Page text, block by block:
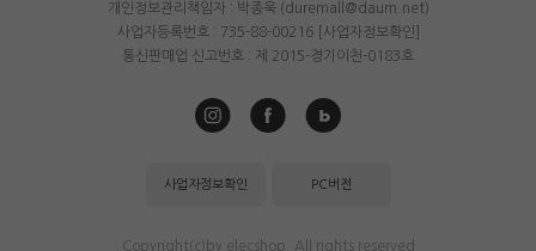
개인정보관리책임자 : 박종욱 (duremall@daum.net)
사업자등록번호 : 735-88-00216
[사업자정보확인]
통신판매업 신고번호 : 제 2015-경기이천-0183호
사업자정보확인 PC버전
Copyright(c)by elecshop. All rights reserved